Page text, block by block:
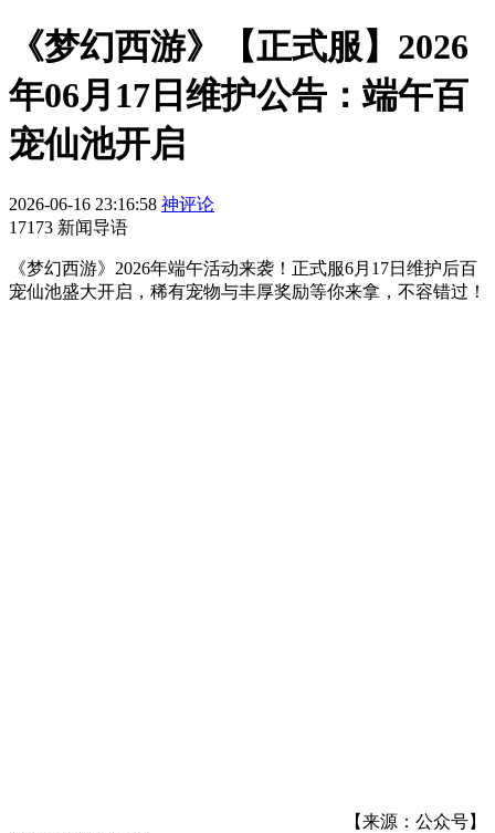
《梦幻西游》【正式服】2026
年06月17日维护公告：端午百
宠仙池开启
2026-06-16 23:16:58 神评论
17173 新闻导语
《梦幻西游》2026年端午活动来袭！正式服6月17日维护后百
宠仙池盛大开启，稀有宠物与丰厚奖励等你来拿，不容错过！
【来源：公众号】